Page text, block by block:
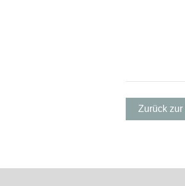
Zurück